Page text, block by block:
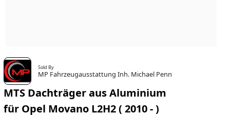
Sold By
MP Fahrzeugausstattung Inh. Michael Penn
MTS Dachträger aus Aluminium
für Opel Movano L2H2 ( 2010 - )